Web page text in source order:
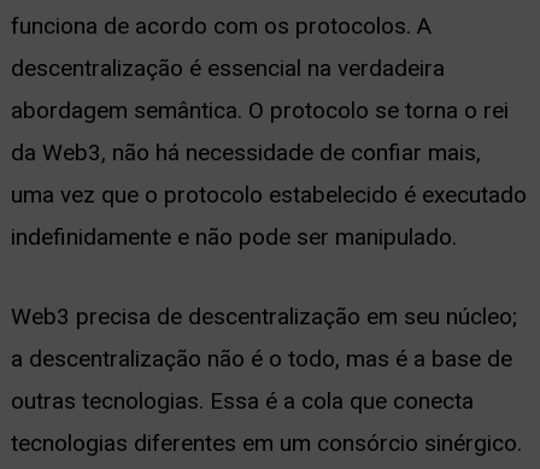
funciona de acordo com os protocolos. A
descentralização é essencial na verdadeira
abordagem semântica. O protocolo se torna o rei
da Web3, não há necessidade de confiar mais,
uma vez que o protocolo estabelecido é executado
indefinidamente e não pode ser manipulado.
Web3 precisa de descentralização em seu núcleo;
a descentralização não é o todo, mas é a base de
outras tecnologias. Essa é a cola que conecta
tecnologias diferentes em um consórcio sinérgico.